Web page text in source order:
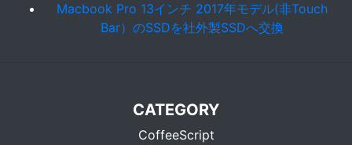
Macbook Pro 13インチ 2017年モデル(非Touch
Bar）のSSDを社外製SSDへ交換
CATEGORY
CoffeeScript